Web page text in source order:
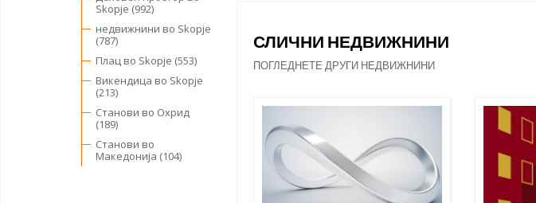
Skopje (992)
недвижнини во Skopje
(787)
Плац во Skopje (553)
Викендица во Skopje
(213)
Станови во Охрид
(189)
Станови во
Македонија (104)
СЛИЧНИ НЕДВИЖНИНИ
ПОГЛЕДНЕТЕ ДРУГИ НЕДВИЖНИНИ